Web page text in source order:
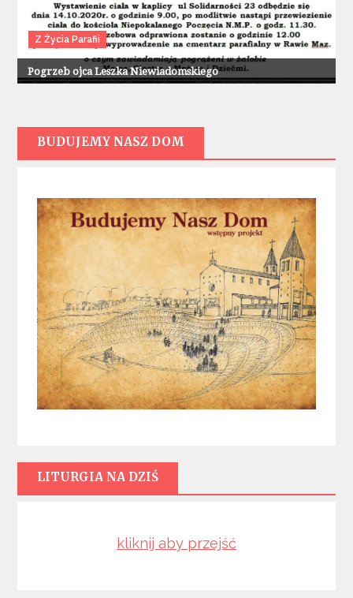
Z Życia Parafii
Pogrzeb ojca Leszka Niewiadomskiego
BUDUJEMY NASZ DOM
LITURGIA NA DZIŚ
kliknij aby przejść